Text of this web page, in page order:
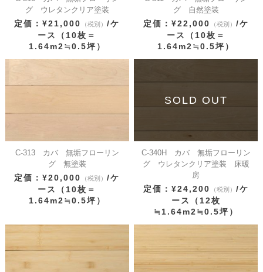
グ ウレタンクリア塗装
定価：¥21,000 （税別）/ケ
ース（10枚＝
1.64m2≒0.5坪）
グ 自然塗装
定価：¥22,000 （税別） /ケ
ース（10枚＝
1.64m2≒0.5坪）
C-313 カバ 無垢フローリン
グ 無塗装
定価：¥20,000 （税別）/ケ
ース（10枚＝
1.64m2≒0.5坪）
SOLD OUT
C-340H カバ 無垢フローリン
グ ウレタンクリア塗装 床暖
房
定価：¥24,200 （税別） /ケ
ース（12枚
≒1.64m2≒0.5坪）